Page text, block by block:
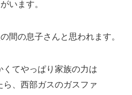
います。
間の息子さんと思われます。
くてやっぱり家族の力は
、西部ガスのガスファ